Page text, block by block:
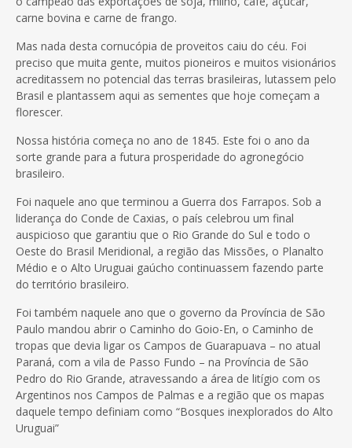
carne bovina e carne de frango.
Mas nada desta cornucópia de proveitos caiu do céu. Foi
preciso que muita gente, muitos pioneiros e muitos visionários
acreditassem no potencial das terras brasileiras, lutassem pelo
Brasil e plantassem aqui as sementes que hoje começam a
florescer.
Nossa história começa no ano de 1845. Este foi o ano da
sorte grande para a futura prosperidade do agronegócio
brasileiro.
Foi naquele ano que terminou a Guerra dos Farrapos. Sob a
liderança do Conde de Caxias, o país celebrou um final
auspicioso que garantiu que o Rio Grande do Sul e todo o
Oeste do Brasil Meridional, a região das Missões, o Planalto
Médio e o Alto Uruguai gaúcho continuassem fazendo parte
do território brasileiro.
Foi também naquele ano que o governo da Província de São
Paulo mandou abrir o Caminho do Goio-En, o Caminho de
tropas que devia ligar os Campos de Guarapuava – no atual
Paraná, com a vila de Passo Fundo – na Província de São
Pedro do Rio Grande, atravessando a área de litígio com os
Argentinos nos Campos de Palmas e a região que os mapas
daquele tempo definiam como “Bosques inexplorados do Alto
Uruguai”